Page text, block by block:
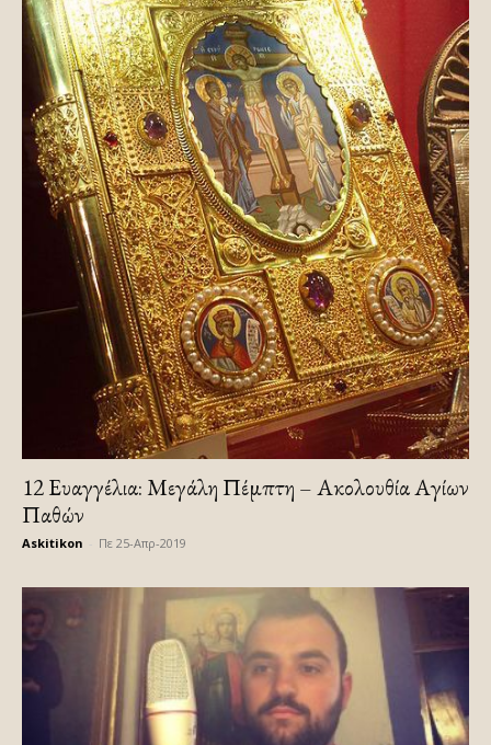
12 Ευαγγέλια: Μεγάλη Πέμπτη – Ακολουθία Αγίων
Παθών
Askitikon Πε 25-Απρ-2019